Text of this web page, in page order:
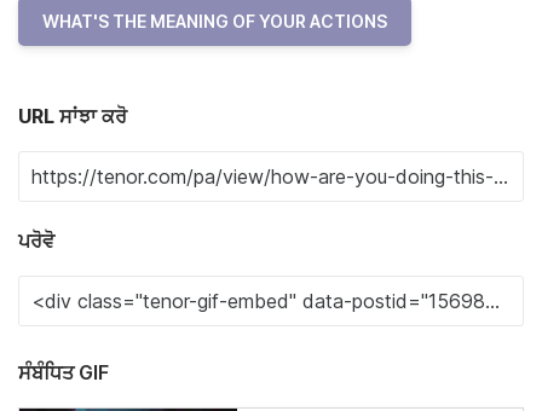
WHAT'S THE MEANING OF YOUR ACTIONS
URL ਸਾਂਝਾ ਕਰੋ
ਪਰੋਵੋ
ਸੰਬੰਧਿਤ GIF